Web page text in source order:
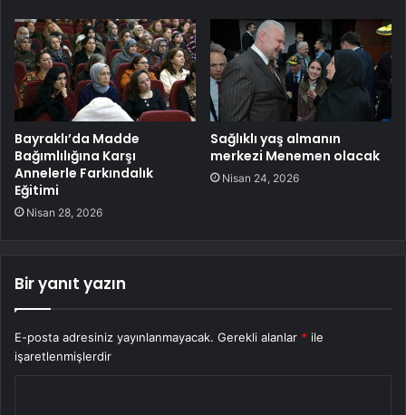
Bayraklı’da Madde
Bağımlılığına Karşı
Annelerle Farkındalık
Eğitimi
Nisan 28, 2026
Sağlıklı yaş almanın
merkezi Menemen olacak
Nisan 24, 2026
Bir yanıt yazın
E-posta adresiniz yayınlanmayacak. Gerekli alanlar * ile
işaretlenmişlerdir